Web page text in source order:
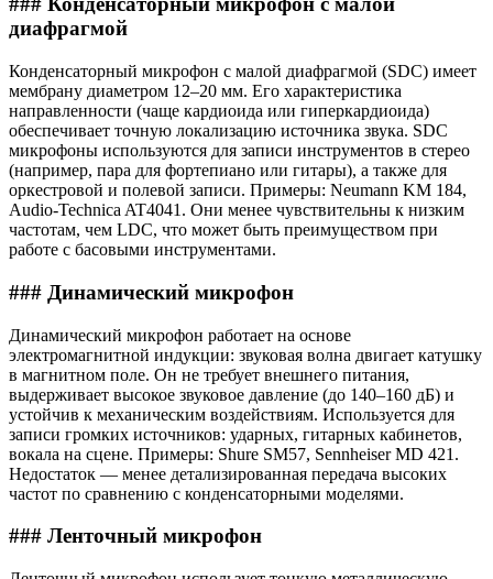
диафрагмой
Конденсаторный микрофон с малой диафрагмой (SDC) имеет
мембрану диаметром 12–20 мм. Его характеристика
направленности (чаще кардиоида или гиперкардиоида)
обеспечивает точную локализацию источника звука. SDC
микрофоны используются для записи инструментов в стерео
(например, пара для фортепиано или гитары), а также для
оркестровой и полевой записи. Примеры: Neumann KM 184,
Audio-Technica AT4041. Они менее чувствительны к низким
частотам, чем LDC, что может быть преимуществом при
работе с басовыми инструментами.
### Динамический микрофон
Динамический микрофон работает на основе
электромагнитной индукции: звуковая волна двигает катушку
в магнитном поле. Он не требует внешнего питания,
выдерживает высокое звуковое давление (до 140–160 дБ) и
устойчив к механическим воздействиям. Используется для
записи громких источников: ударных, гитарных кабинетов,
вокала на сцене. Примеры: Shure SM57, Sennheiser MD 421.
Недостаток — менее детализированная передача высоких
частот по сравнению с конденсаторными моделями.
### Ленточный микрофон